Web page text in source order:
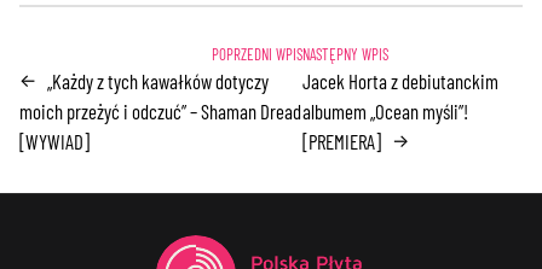
← „Każdy z tych kawałków dotyczy
moich przeżyć i odczuć” – Shaman Dread
[WYWIAD]
Jacek Horta z debiutanckim
albumem „Ocean myśli”!
[PREMIERA] →